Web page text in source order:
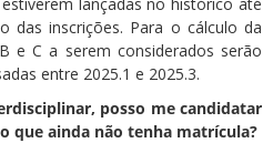
das inscrições. Para o cálculo da
e C a serem considerados serão
entre 2025.1 e 2025.3.
posso me candidatar
que ainda não tenha matrícula?